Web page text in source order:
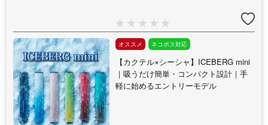
オススメ ネコポス対応
【カクテル×シーシャ】ICEBERG mini
｜吸うだけ簡単・コンパクト設計｜手
軽に始めるエントリーモデル